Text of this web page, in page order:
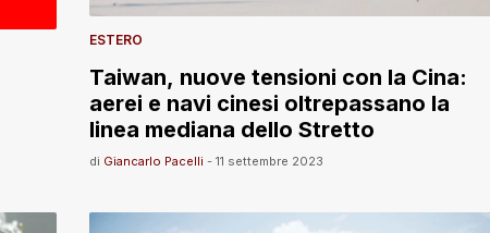
ESTERO
Taiwan, nuove tensioni con la Cina:
aerei e navi cinesi oltrepassano la
linea mediana dello Stretto
di Giancarlo Pacelli - 11 settembre 2023